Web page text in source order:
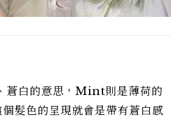
蒼白的意思，Mint則是薄荷的
髮色的呈現就會是帶有蒼白感